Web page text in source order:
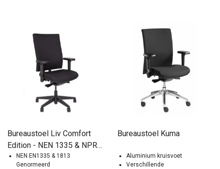
Bureaustoel Liv Comfort
Edition - NEN 1335 & NPR
1813NEN EN1335 & 1813
Genormeerd
Bureaustoel Kuma
Aluminium kruisvoet
Verschillende